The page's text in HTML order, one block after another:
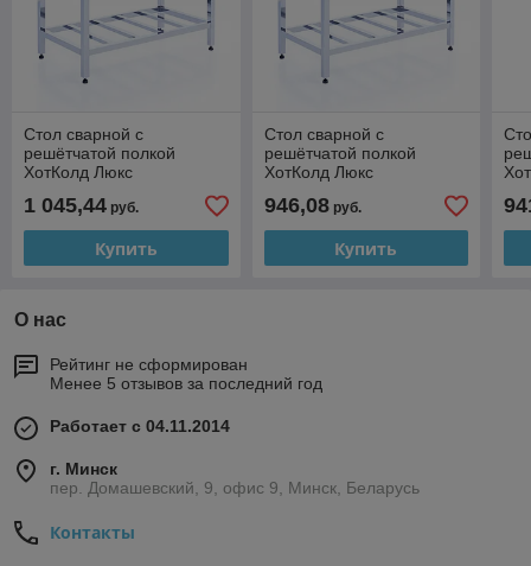
Стол сварной с
решётчатой полкой
ХотКолд Люкс
1 045,44 руб.
Купить
Стол сварной с
решётчатой полкой
ХотКолд Люкс
946,08руб.
Купить
О нас
Рейтинг не сформирован
Менее 5 отзывов за последний год
Работает с 04.11.2014
г. Минск
пер. Домашевский, 9, офис 9, Минск, Беларусь
Контакты